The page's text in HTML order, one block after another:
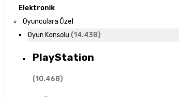
Elektronik
Oyunculara Özel
Oyun Konsolu (14.438)
PlayStation
(10.468)